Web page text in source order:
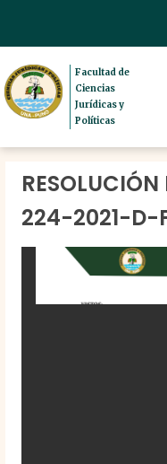
Facultad de
Ciencias
Jurídicas y
Políticas
224-2021-D-